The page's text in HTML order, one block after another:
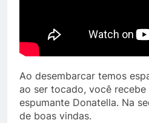
Ao desembarcar temos
ao ser tocado, você recebe
espumante Donatella. Na
de boas vindas.